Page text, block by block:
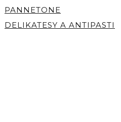
PANNETONE
DELIKATESY A ANTIPASTI